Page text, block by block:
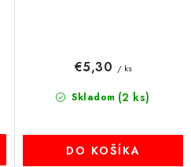
Skladom (2 ks)
€5,30 / ks
DO KOŠÍKA